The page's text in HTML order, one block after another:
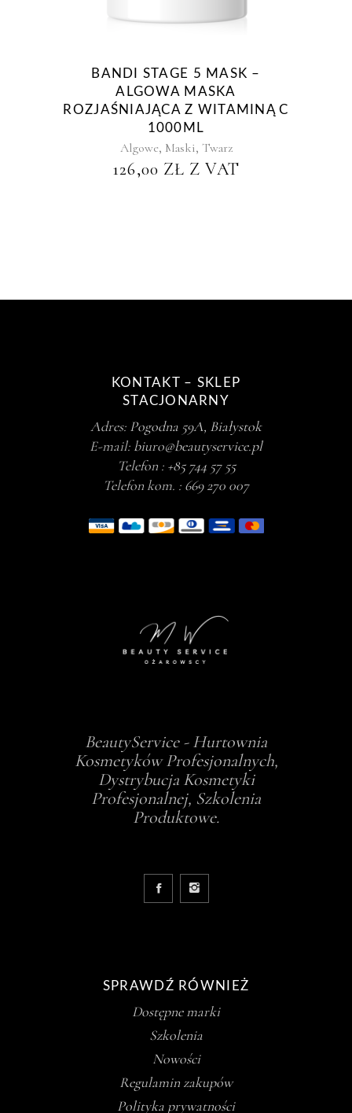
BANDI STAGE 5 MASK –
ALGOWA MASKA
ROZJAŚNIAJĄCA Z WITAMINĄ C
1000ML
Algowe, Maski, Twarz
126,00 ZŁ Z VAT
KONTAKT – SKLEP
STACJONARNY
Adres: Pogodna 59A, Białystok
E-mail: biuro@beautyservice.pl
Telefon : +85 744 57 55
Telefon kom. : 669 270 007
BeautyService - Hurtownia
Kosmetyków Profesjonalnych,
Dystrybucja Kosmetyki
Profesjonalnej, Szkolenia
Produktowe.
SPRAWDŹ RÓWNIEŻ
Dostępne marki
Szkolenia
Nowości
Regulamin zakupów
Polityka prywatności